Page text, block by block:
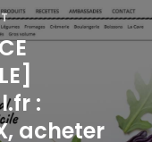
:
acheter